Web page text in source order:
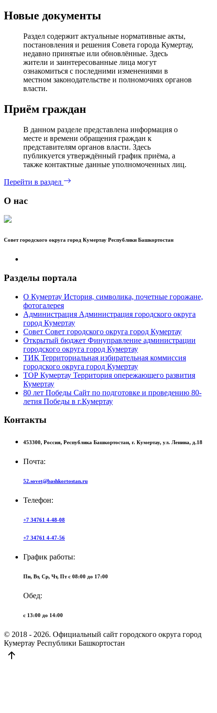
Новые документы
Раздел содержит актуальные нормативные акты,
постановления и решения Совета города Кумертау,
недавно принятые или обновлённые. Здесь
жители и заинтересованные лица могут
ознакомиться с последними изменениями в
местном законодательстве и полномочиях органов
власти.
Приём граждан
В данном разделе представлена информация о
месте и времени обращения граждан к
представителям органов власти. Здесь
публикуется утверждённый график приёма, а
также контактные данные уполномоченных лиц.
Перейти в раздел
О нас
Совет городского округа город Кумертау Республики Башкортостан
Разделы портала
О Кумертау История, символика, почетные горожане,
фотогалерея
Администрация Администрация городского округа
город Кумертау
Совет Совет городского округа город Кумертау
Открытый бюджет Финуправление администрации
городского округа город Кумертау
ТИК Территориальная избирательная коммиссия
городского округа город Кумертау
ТОР Кумертау Территория опережающего развития
Кумертау
80 лет Победы Сайт по подготовке и проведению 80-
летия Победы в г.Кумертау
Контакты
453300, Россия, Республика Башкортостан, г. Кумертау, ул. Ленина, д.18
Почта:
52.sovet@bashkortostan.ru
Телефон:
+7 34761 4-48-08
+7 34761 4-47-56
График работы:
Пн, Вт, Ср, Чт, Пт c 08:00 до 17:00
Обед:
c 13:00 до 14:00
© 2018 - 2026. Официальный сайт городского округа город
Кумертау Республики Башкортостан